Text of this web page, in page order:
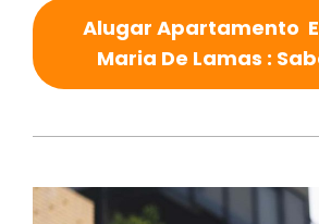
Alugar Apartamento
Maria De Lamas :